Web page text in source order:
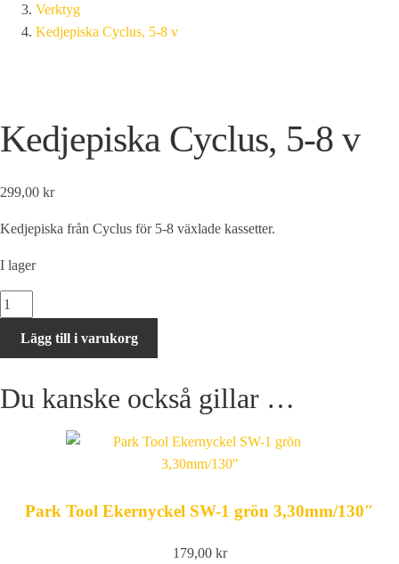
Verktyg
Kedjepiska Cyclus, 5-8 v
Kedjepiska Cyclus, 5-8 v
299,00 kr
Kedjepiska från Cyclus för 5-8 växlade kassetter.
I lager
Kedjepiska
Cyclus,
v
mängd
Lägg till i varukorg
Du kanske också gillar …
Park Tool Ekernyckel SW-1 grön 3,30mm/130″
179,00 kr